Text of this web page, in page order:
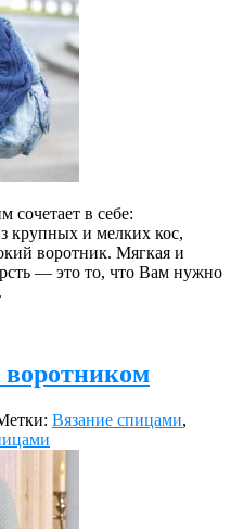
сочетает в себе:
крупных и мелких кос,
воротник. Мягкая и
— это то, что Вам нужно
Вязание спицами,